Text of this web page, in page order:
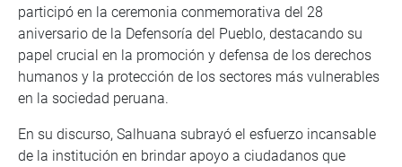
participó en la ceremonia conmemorativa del 28
aniversario de la Defensoría del Pueblo, destacando su
papel crucial en la promoción y defensa de los derechos
humanos y la protección de los sectores más vulnerables
en la sociedad peruana.
En su discurso, Salhuana subrayó el esfuerzo incansable
de la institución en brindar apoyo a ciudadanos que